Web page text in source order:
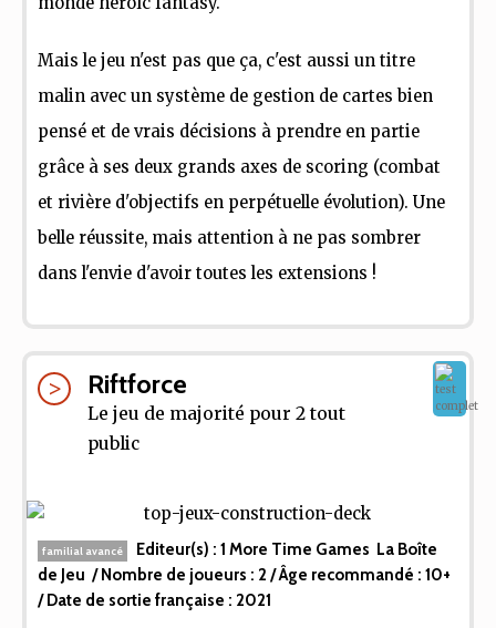
Mais le jeu n'est pas que ça, c'est aussi un titre
malin avec un système de gestion de cartes bien
pensé et de vrais décisions à prendre en partie
grâce à ses deux grands axes de scoring (combat
et rivière d'objectifs en perpétuelle évolution). Une
belle réussite, mais attention à ne pas sombrer
dans l'envie d'avoir toutes les extensions !
Riftforce
Le jeu de majorité pour 2 tout
public
familial avancé Editeur(s) : 1 More Time Games La Boîte
de Jeu / Nombre de joueurs : 2 / Âge recommandé : 10+
/ Date de sortie française : 2021